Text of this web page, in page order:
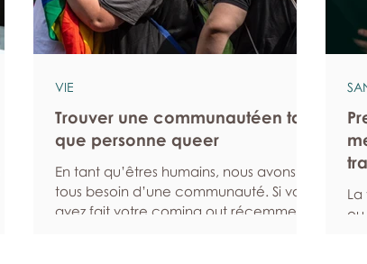
Trouver une communautéen tant
que personne queer
En tant qu’êtres humains, nous avons
tous besoin d’une communauté. Si vous
avez fait votre coming out récemment,
VIE
La